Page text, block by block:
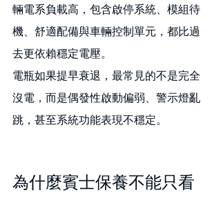
輛電系負載高，包含啟停系統、模組待
機、舒適配備與車輛控制單元，都比過
去更依賴穩定電壓。
電瓶如果提早衰退，最常見的不是完全
沒電，而是偶發性啟動偏弱、警示燈亂
跳，甚至系統功能表現不穩定。
為什麼賓士保養不能只看